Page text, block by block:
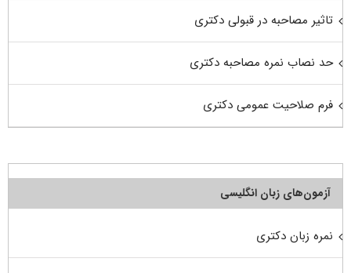
تاثیر مصاحبه در قبولی دکتری
حد نصاب نمره مصاحبه دکتری
فرم صلاحیت عمومی دکتری
آزمون‌های زبان انگلیسی
نمره زبان دکتری